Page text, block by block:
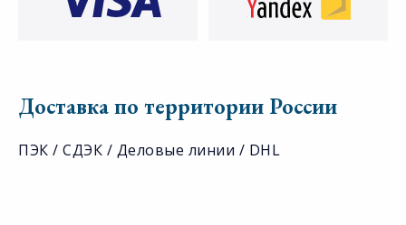
Доставка по территории России
ПЭК / СДЭК / Деловые линии / DHL